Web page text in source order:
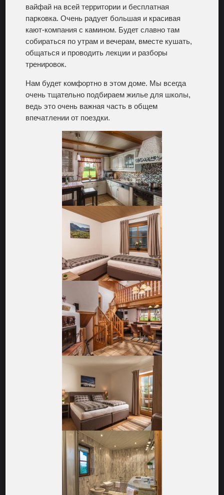
вайфай на всей территории и бесплатная
парковка. Очень радует большая и красивая
кают-компания с камином. Будет славно там
собираться по утрам и вечерам, вместе кушать,
общаться и проводить лекции и разборы
тренировок.
Нам будет комфортно в этом доме. Мы всегда
очень тщательно подбираем жилье для школы,
ведь это очень важная часть в общем
впечатлении от поездки.